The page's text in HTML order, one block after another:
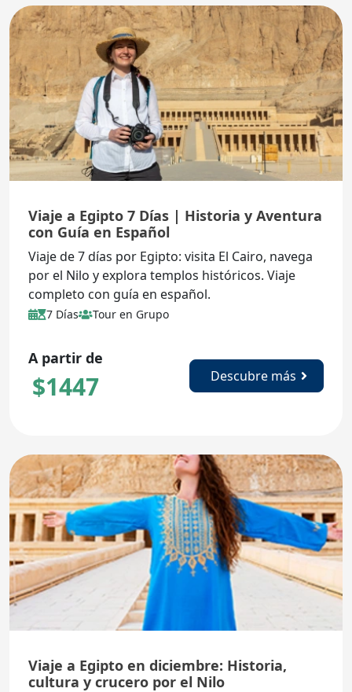
Viaje a Egipto 7 Días | Historia y Aventura
con Guía en Español
Viaje de 7 días por Egipto: visita El Cairo, navega
por el Nilo y explora templos históricos. Viaje
completo con guía en español.
7 Días Tour en Grupo
A partir de
$1447 Descubre más
Viaje a Egipto en diciembre: Historia,
cultura y crucero por el Nilo